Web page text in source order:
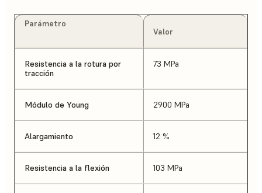
Parámetro
Valor
Resistencia a la rotura por
tracción
73 MPa
Módulo de Young 2900 MPa
Alargamiento 12 %
Resistencia a la flexión 103 MPa